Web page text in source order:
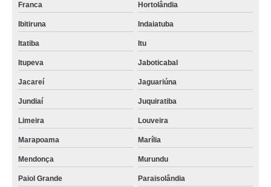
Franca Hortolândia
Ibitiruna Indaiatuba
Itatiba Itu
Itupeva Jaboticabal
Jacareí Jaguariúna
Jundiaí Juquiratiba
Limeira Louveira
Marapoama Marília
Mendonça Murundu
Paiol Grande Paraisolândia